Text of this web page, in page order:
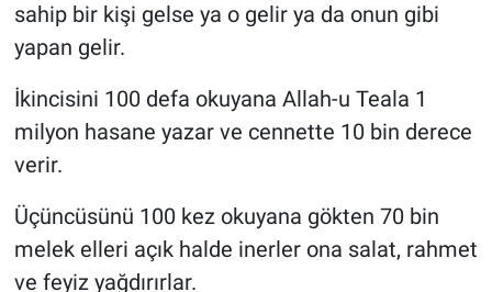
sahip bir kişi gelse ya o gelir ya da onun gibi
yapan gelir.
İkincisini 100 defa okuyana Allah-u Teala 1
milyon hasane yazar ve cennette 10 bin derece
verir.
Üçüncüsünü 100 kez okuyana gökten 70 bin
melek elleri açık halde inerler ona salat, rahmet
ve feyiz yağdırırlar.